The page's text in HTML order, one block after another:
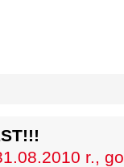
r.,